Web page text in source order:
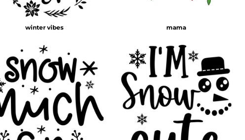
winter vibes mama